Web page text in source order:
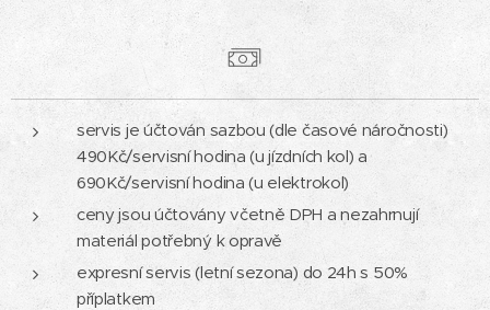
servis je účtován sazbou (dle časové náročnosti)
490Kč/servisní hodina (u jízdních kol) a
690Kč/servisní hodina (u elektrokol)
ceny jsou účtovány včetně DPH a nezahrnují
materiál potřebný k opravě
expresní servis (letní sezona) do 24h s 50%
příplatkem